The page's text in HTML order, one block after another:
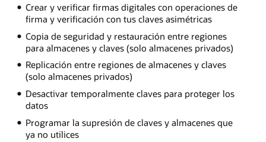
Crear y verificar firmas digitales con operaciones de
firma y verificación con tus claves asimétricas
Copia de seguridad y restauración entre regiones
para almacenes y claves (solo almacenes privados)
Replicación entre regiones de almacenes y claves
(solo almacenes privados)
Desactivar temporalmente claves para proteger los
datos
Programar la supresión de claves y almacenes que
ya no utilices